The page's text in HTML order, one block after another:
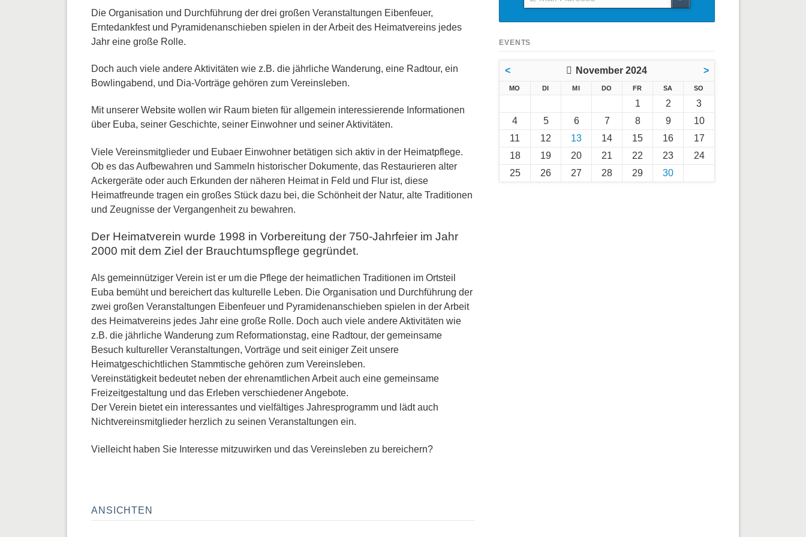
Die Organisation und Durchführung der drei großen Veranstaltungen Eibenfeuer,
Erntedankfest und Pyramidenanschieben spielen in der Arbeit des Heimatvereins jedes
Jahr eine große Rolle.
Doch auch viele andere Aktivitäten wie z.B. die jährliche Wanderung, eine Radtour, ein
Bowlingabend, und Dia-Vorträge gehören zum Vereinsleben.
Mit unserer Website wollen wir Raum bieten für allgemein interessierende Informationen
über Euba, seiner Geschichte, seiner Einwohner und seiner Aktivitäten.
Viele Vereinsmitglieder und Eubaer Einwohner betätigen sich aktiv in der Heimatpflege.
Ob es das Aufbewahren und Sammeln historischer Dokumente, das Restaurieren alter
Ackergeräte oder auch Erkunden der näheren Heimat in Feld und Flur ist, diese
Heimatfreunde tragen ein großes Stück dazu bei, die Schönheit der Natur, alte Traditionen
und Zeugnisse der Vergangenheit zu bewahren.
Der Heimatverein wurde 1998 in Vorbereitung der 750-Jahrfeier im Jahr
2000 mit dem Ziel der Brauchtumspflege gegründet.
Als gemeinnütziger Verein ist er um die Pflege der heimatlichen Traditionen im Ortsteil
Euba bemüht und bereichert das kulturelle Leben. Die Organisation und Durchführung der
zwei großen Veranstaltungen Eibenfeuer und Pyramidenanschieben spielen in der Arbeit
des Heimatvereins jedes Jahr eine große Rolle. Doch auch viele andere Aktivitäten wie
z.B. die jährliche Wanderung zum Reformationstag, eine Radtour, der gemeinsame
Besuch kultureller Veranstaltungen, Vorträge und seit einiger Zeit unsere
Heimatgeschichtlichen Stammtische gehören zum Vereinsleben.
Vereinstätigkeit bedeutet neben der ehrenamtlichen Arbeit auch eine gemeinsame
Freizeitgestaltung und das Erleben verschiedener Angebote.
Der Verein bietet ein interessantes und vielfältiges Jahresprogramm und lädt auch
Nichtvereinsmitglieder herzlich zu seinen Veranstaltungen ein.
Vielleicht haben Sie Interesse mitzuwirken und das Vereinsleben zu bereichern?
ANSICHTEN
Mail-
EVENTS
< November 2024 >
MO DI ENSTAG
MI TTWOCH
DO NNERSTAG
FR EITAGSA MSTAGSO
1 2
3
4
5 6 7 8 9
10
11
12 13 14 15 16
17
18
19 20 21 22 23
24
25
26 27 28 29 30